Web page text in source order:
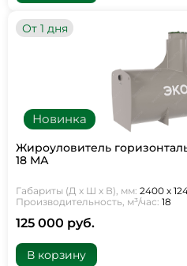
Новинка
От 1 дня
Жироуловитель
18 МА
Габариты (Д х Ш х В), мм: 2400 х
Производительность, м³/час: 18
125 000 руб.
В корзину